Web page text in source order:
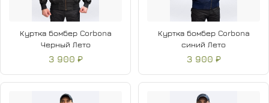
Куртка бомбер Corbona
Черный Лето
3 900 ₽
Куртка бомбер Corbona
синий Лето
3 900 ₽